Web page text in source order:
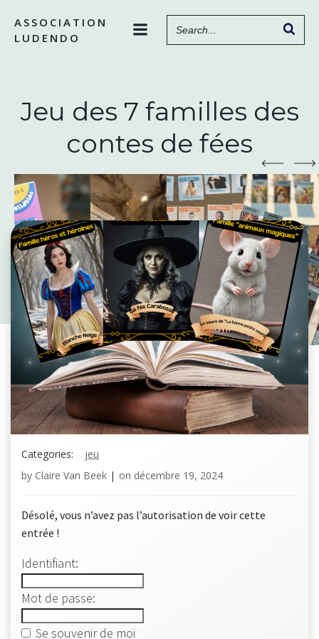
contenu
ASSOCIATION
LUDENDO
Jeu des 7 familles des
contes de fées
Categories:
jeu
by Claire Van Beek | on décembre 19, 2024
Désolé, vous n’avez pas l’autorisation de voir cette
entrée !
Identifiant:
Mot de passe:
Se souvenir de moi